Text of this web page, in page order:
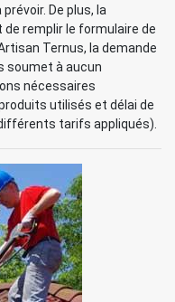
De plus, la
remplir le formulaire de
Ternus, la demande
soumet à aucun
nécessaires
utilisés et délai de
tarifs appliqués).